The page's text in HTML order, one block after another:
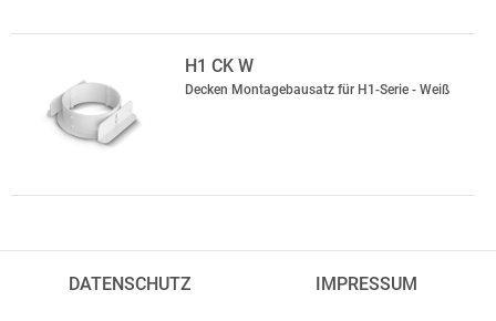
H1 CK W
Decken Montagebausatz für H1-Serie - Weiß
DATENSCHUTZ IMPRESSUM